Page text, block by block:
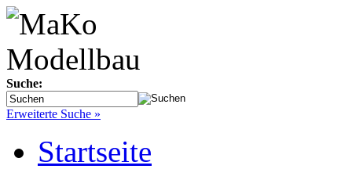
Suche:
Erweiterte Suche »
Startseite